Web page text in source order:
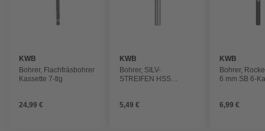
KWB
Bohrer, Flachfräsbohrer
Kassette 7-tlg
24,99 €
KWB
Bohrer, SILV-
STREIFEN HSS
5,49 €
KWB
Bohrer,
6 mm SB 6-
6,99 €